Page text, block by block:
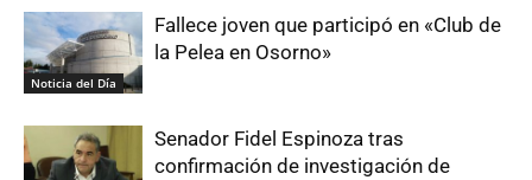
Noticia del Día
Fallece joven que participó en «Club de
la Pelea en Osorno»
Senador Fidel Espinoza tras
confirmación de investigación de